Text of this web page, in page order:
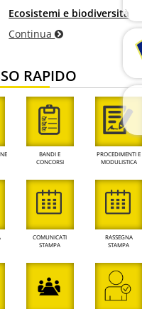
Ecosistemi e biodiversità
Continua
RAPIDO
BANDI E
CONCORSI
PROCEDIMENTI E
MODULISTICA
COMUNICATI
STAMPA
RASSEGNA
STAMPA